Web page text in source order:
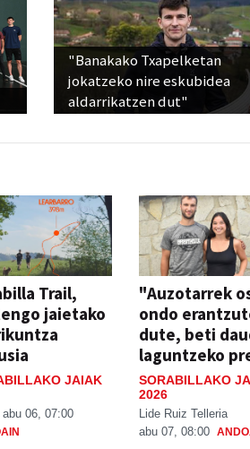
"Banakako Txapelketan
jokatzeko nire eskubidea
aldarrikatzen dut"
Trail,
jaietako
JAIAK
abu 06, 07:00
"Auzotarrek
ondo
dute, beti
laguntzeko
SORABILLAKO
2026
Lide Ruiz Telleria
abu 07, 08:00